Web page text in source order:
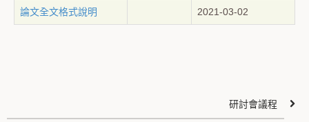
論文全文格式說明 2021-03-02
研討會議程